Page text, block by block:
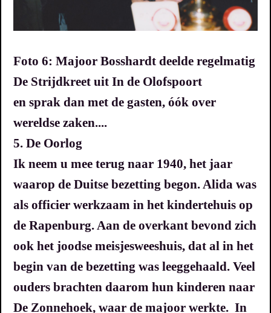
Foto 6: Majoor Bosshardt deelde regelmatig
De Strijdkreet uit In de Olofspoort
en sprak dan met de gasten, óók over
wereldse zaken....
5. De Oorlog
Ik neem u mee terug naar 1940, het jaar
waarop de Duitse bezetting begon. Alida was
als officier werkzaam in het kindertehuis op
de Rapenburg. Aan de overkant bevond zich
ook het joodse meisjesweeshuis, dat al in het
begin van de bezetting was leeggehaald. Veel
ouders brachten daarom hun kinderen naar
De Zonnehoek, waar de majoor werkte. In